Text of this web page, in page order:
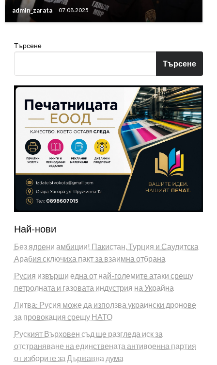
admin_zarata 07.08.2025
Търсене
Търсене
Най-нови
Без ядрени амбиции! Пакистан, Турция и Саудитска
Арабия сключиха пакт за взаимна отбрана
Русия извърши една от най-големите атаки срещу
петролната и газовата индустрия на Украйна
Литва: Русия може да използва украински дронове
за провокация срещу НАТО
Руският Върховен съд ще разгледа иск за
отстраняване на единствената антивоенна партия
от изборите за Държавна дума